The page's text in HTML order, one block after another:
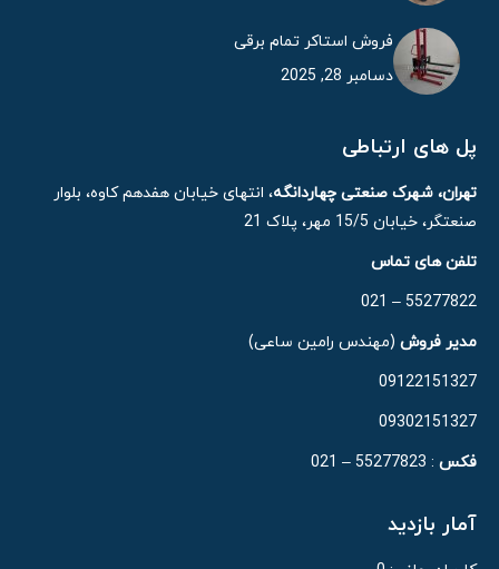
فروش استاکر تمام برقی
دسامبر 28, 2025
پل های ارتباطی
تهران، شهرک صنعتی چهاردانگه، انتهای خیابان هفدهم کاوه، بلوار
صنعتگر، خیابان 15/5 مهر، پلاک 21
تلفن های تماس
55277822 – 021
مدیر فروش (مهندس رامین ساعی)
09122151327
09302151327
فکس : 55277823 – 021
آمار بازدید